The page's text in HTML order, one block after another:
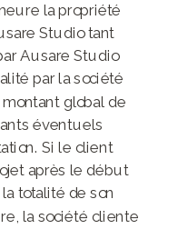
la propriété
Studio tant
Ausare Studio
par la société
global de
éventuels
Si le client
après le début
totalité de son
la société cliente